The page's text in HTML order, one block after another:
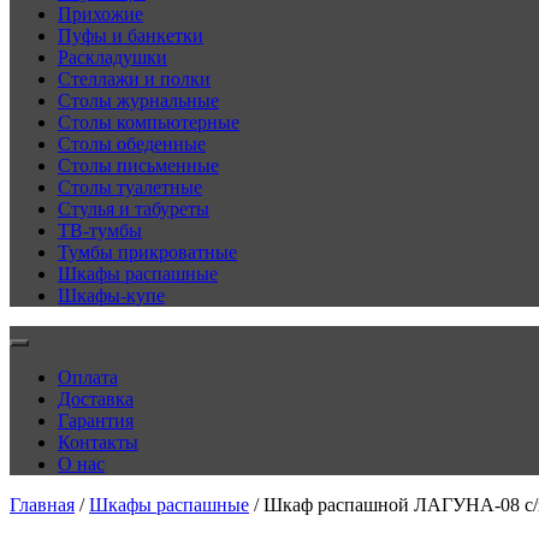
Прихожие
Пуфы и банкетки
Раскладушки
Стеллажи и полки
Столы журнальные
Столы компьютерные
Столы обеденные
Столы письменные
Столы туалетные
Стулья и табуреты
ТВ-тумбы
Тумбы прикроватные
Шкафы распашные
Шкафы-купе
Оплата
Доставка
Гарантия
Контакты
О нас
Главная /Шкафы распашные / Шкаф распашной ЛАГУНА-08 с/